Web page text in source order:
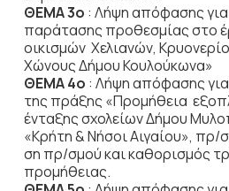
ΘΕΜΑ 3ο : Λήψη απόφασης
παράτασης προθεσμίας στο
οικισμών Χελιανών,
Χώνους Δήμου Κουλούκωνα»
ΘΕΜΑ 4ο : Λήψη απόφασης
της πράξης «Προμήθεια
ένταξης σχολείων Δήμου
«Κρήτη & Νήσοι Αιγαίου»,
ση πρ/σμού και καθορισμός
προμήθειας.